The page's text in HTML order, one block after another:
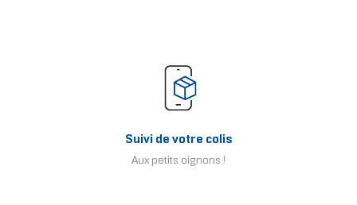
Suivi de votre colis
Aux petits oignons !